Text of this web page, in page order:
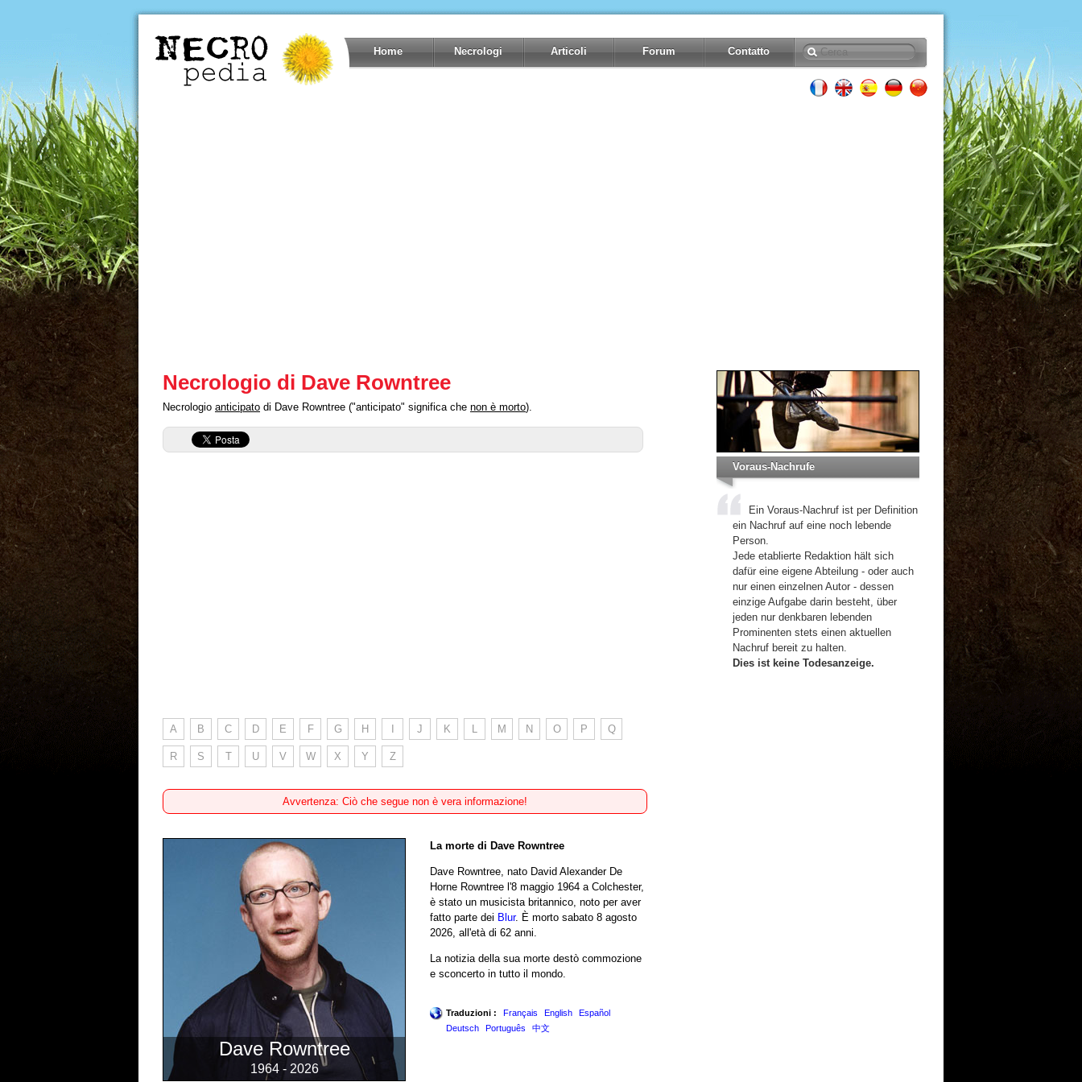
Home Necrologi Articoli Forum Contatto
Necrologio di Dave Rowntree
Necrologio anticipato di Dave Rowntree ("anticipato" significa che non è morto).
A B C D E F G H J K L M N O P Q
R S T U V W X Y Z
Avvertenza: Ciò che segue non è vera informazione!
Dave Rowntree
1964 - 2026
La morte di Dave Rowntree
Dave Rowntree, nato David Alexander De
Horne Rowntree l'8 maggio 1964 a Colchester,
è stato un musicista britannico, noto per aver
fatto parte dei Blur. È morto sabato 8 agosto
2026, all'età di 62 anni.
La notizia della sua morte destò commozione
e sconcerto in tutto il mondo.
Traduzioni : Français English
Español
Deutsch
Português 中文
Voraus-Nachrufe
Ein Voraus-Nachruf ist per Definition
ein Nachruf auf eine noch lebende
Person.
Jede etablierte Redaktion hält sich
dafür eine eigene Abteilung - oder auch
nur einen einzelnen Autor - dessen
einzige Aufgabe darin besteht, über
jeden nur denkbaren lebenden
Prominenten stets einen aktuellen
Nachruf bereit zu halten.
Dies ist keine Todesanzeige.